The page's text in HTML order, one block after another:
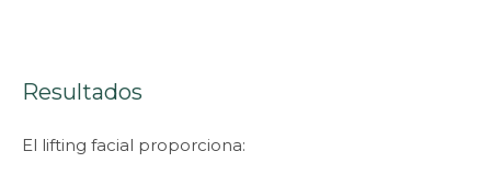
Resultados
El lifting facial proporciona: